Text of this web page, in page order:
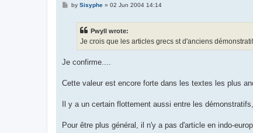
Pby Sisyphe» 02 Jun 2004 14:14
Pwyll wrote:
Je crois que les articles grecs st d'anciens
Je confirme....
Cette valeur est encore forte dans les textes les plus
Il y a un certain flottement aussi entre les
Pour être plus général, il n'y a pas d'article en indo-